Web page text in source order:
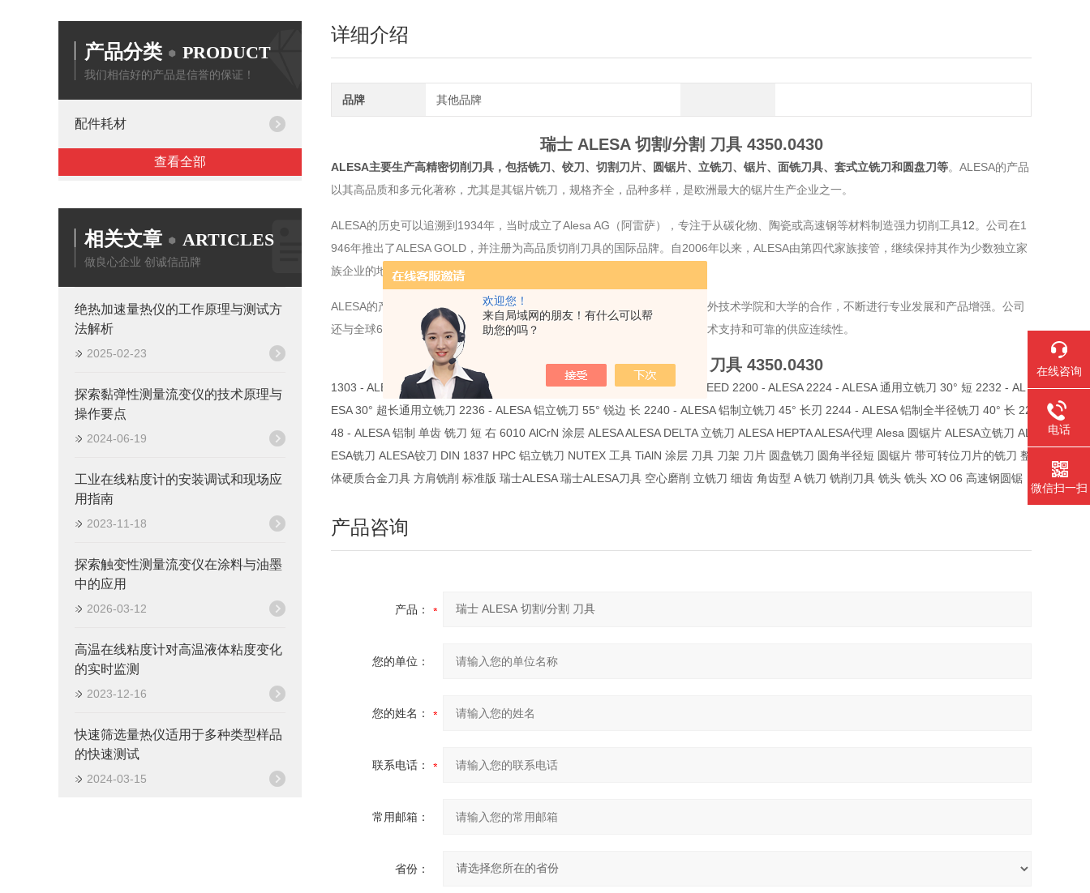
欢迎您！
来自局域网的朋友！有什么可以帮
助您的吗？
产品分类 PRODUCT
我们相信好的产品是信誉的保证！
配件耗材
查看全部
相关文章 ARTICLES
做良心企业 创诚信品牌
绝热加速量热仪的工作原理与测试方
法解析
2025-02-23
探索黏弹性测量流变仪的技术原理与
操作要点
2024-06-19
工业在线粘度计的安装调试和现场应
用指南
2023-11-18
探索触变性测量流变仪在涂料与油墨
中的应用
2026-03-12
高温在线粘度计对高温液体粘度变化
的实时监测
2023-12-16
快速筛选量热仪适用于多种类型样品
的快速测试
2024-03-15
详细介绍
品牌 其他品牌
瑞士 ALESA 切割/分割 刀具4350.0430
ALESA主要生产高精密切削刀具，包括铣刀、铰刀、切割刀片、圆锯片、立铣刀、锯片、面铣刀具、套式立铣刀和圆盘刀等‌‌。ALESA的产品
以其高品质和多元化著称，尤其是其锯片铣刀，规格齐全，品种多样，是欧洲最大的锯片生产企业之一‌。
ALESA的历史可以追溯到1934年，当时成立了Alesa AG （阿雷萨），专注于从碳化物、陶瓷或高速钢等材料制造强力切削工具‌1 2。公司在1
946年推出了ALESA GOLD ，并注册为高品质切削刀具的国际品牌。自2006年以来，ALESA由第四代家族接管，继续保持其作为少数独立家
族企业的地位‌。
ALESA的产品广泛应用于各种材料加工中，以其高水平的技术专长和与国内外技术学院和大学的合作，不断进行专业发展和产品增强‌。公司
还与全球60多个合作伙伴合作，旨在为瑞士和全球市场提供不错的工具、技术支持和可靠的供应连续性‌。
瑞士 ALESA 切割/分割 刀具4350.0430
1303 - ALESA DELTA 铣头 1306 - ALESA DELTA 立铣刀 1352 - ALESA SPEED 2200 - ALESA 2224 - ALESA 通用立铣刀 30° 短 2232 - AL
ESA 30° 超长通用立铣刀 2236 - ALESA 铝立铣刀 55° 锐边 长 2240 - ALESA 铝制立铣刀 45° 长刃 2244 - ALESA 铝制全半径铣刀 40° 长 22
48 - ALESA 铝制 单齿 铣刀 短 右 6010 AlCrN 涂层 ALESA ALESA DELTA 立铣刀 ALESA HEPTA ALESA代理 Alesa 圆锯片 ALESA立铣刀 AL
ESA铣刀 ALESA铰刀 DIN 1837 HPC 铝立铣刀 NUTEX 工具 TiAlN 涂层 刀具 刀架 刀片 圆盘铣刀 圆角半径短 圆锯片 带可转位刀片的铣刀 整
体硬质合金刀具 方肩铣削 标准版 瑞士ALESA 瑞士ALESA刀具 空心磨削 立铣刀 细齿 角齿型 A 铣刀 铣削刀具 铣头 铣头 XO 06 高速钢圆锯
产品咨询
产品：
您的单位：
您的姓名：
联系电话：
常用邮箱：
省份：
在线咨询
电话
微信扫一扫